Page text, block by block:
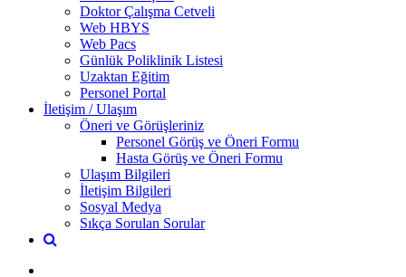
Doktor Çalışma Cetveli
Web HBYS
Web Pacs
Günlük Poliklinik Listesi
Uzaktan Eğitim
Personel Portal
İletişim / Ulaşım
Öneri ve Görüşleriniz
Personel Görüş ve Öneri Formu
Hasta Görüş ve Öneri Formu
Ulaşım Bilgileri
İletişim Bilgileri
Sosyal Medya
Sıkça Sorulan Sorular